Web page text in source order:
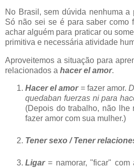
No Brasil, sem dúvida nenhuma a
Só não sei se é para saber como
achar alguém para praticar ou
primitiva e necessária atividade
Aproveitemos a situação para
relacionados a hacer el amor.
Hacer el amor= fazer amor.
quedaban fuerzas ni para
(Depois do trabalho, não lhe
fazer amor com sua mulher.)
Tener sexo / Tener
Ligar= namorar, "ficar" com